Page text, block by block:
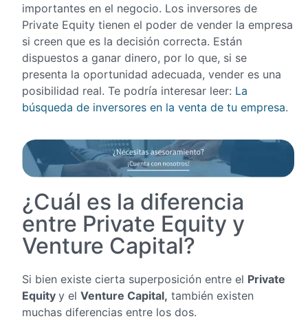
importantes en el negocio. Los inversores de
Private Equity tienen el poder de vender la empresa
si creen que es la decisión correcta. Están
dispuestos a ganar dinero, por lo que, si se
presenta la oportunidad adecuada, vender es una
posibilidad real. Te podría interesar leer: La
búsqueda de inversores en la venta de tu empresa.
¿Cuál es la diferencia
entre Private Equity y
Venture Capital?
Si bien existe cierta superposición entre el Private
Equity y el Venture Capital, también existen
muchas diferencias entre los dos.